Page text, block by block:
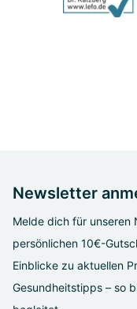
Newsletter
Melde dich für unseren
persönlichen 10€-
Einblicke zu aktuellen
Gesundheitstipps – so